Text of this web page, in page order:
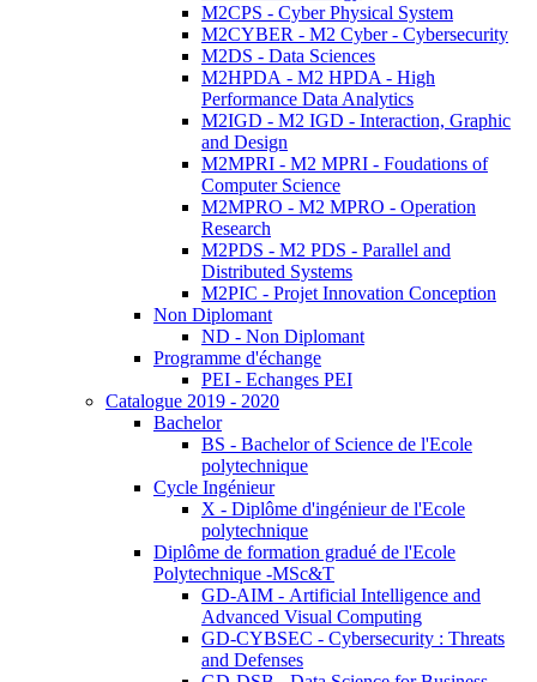
M2CPS - Cyber Physical System
M2CYBER - M2 Cyber - Cybersecurity
M2DS - Data Sciences
M2HPDA - M2 HPDA - High
Performance Data Analytics
M2IGD - M2 IGD - Interaction, Graphic
and Design
M2MPRI - M2 MPRI - Foudations of
Computer Science
M2MPRO - M2 MPRO - Operation
Research
M2PDS - M2 PDS - Parallel and
Distributed Systems
M2PIC - Projet Innovation Conception
Non Diplomant
ND - Non Diplomant
Programme d'échange
PEI - Echanges PEI
Catalogue 2019 - 2020
Bachelor
BS - Bachelor of Science de l'Ecole
polytechnique
Cycle Ingénieur
X - Diplôme d'ingénieur de l'Ecole
polytechnique
Diplôme de formation gradué de l'Ecole
Polytechnique -MSc&T
GD-AIM - Artificial Intelligence and
Advanced Visual Computing
GD-CYBSEC - Cybersecurity : Threats
and Defenses